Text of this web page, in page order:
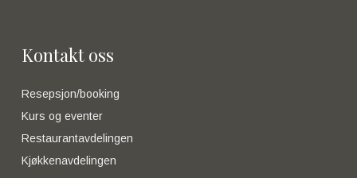
Kontakt oss
Resepsjon/booking
Kurs og eventer
Restaurantavdelingen
Kjøkkenavdelingen